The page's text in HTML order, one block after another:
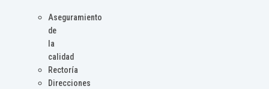
Aseguramiento
de
la
calidad
Rectoría
Direcciones